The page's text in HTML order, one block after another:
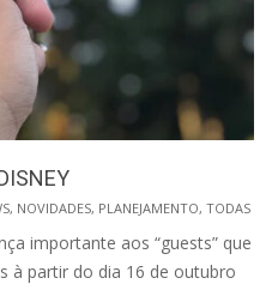
, NOVIDADES, PLANEJAMENTO, TODAS
importante aos “guests” que
à partir do dia 16 de outubro